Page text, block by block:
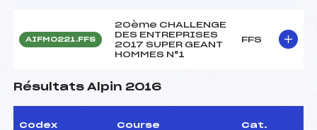
AIFM0221.FFS
20ème CHALLENGE
DES ENTREPRISES
2017 SUPER GEANT
HOMMES N°1
FFS
Résultats Alpin 2016
Codex Course Cat.